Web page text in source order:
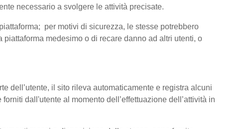
necessario a svolgere le attività precisate.
per motivi di sicurezza, le stesse potrebbero
medesimo o di recare danno ad altri utenti, o
dell’utente, il sito rileva automaticamente e registra alcuni
dall'utente al momento dell’effettuazione dell’attività in